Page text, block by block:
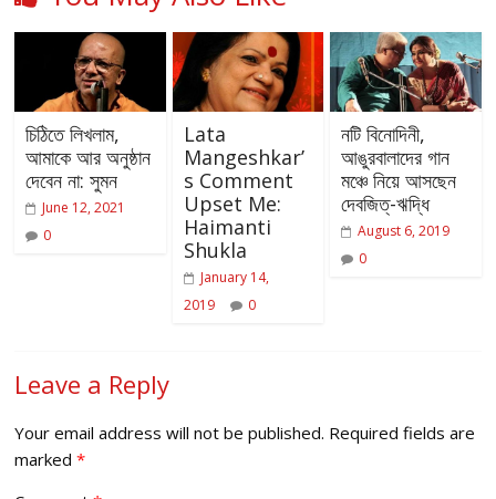
চিঠিতে লিখলাম,
আমাকে আর অনুষ্ঠান
দেবেন না: সুমন
June 12, 2021
0
Lata
Mangeshkar’
s Comment
Upset Me:
Haimanti
Shukla
January 14,
2019
0
নটি বিনোদিনী,
আঙুরবালাদের গান
মঞ্চে নিয়ে আসছেন
দেবজিত্‌-ঋদ্ধি
August 6, 2019
0
Leave a Reply
Your email address will not be published. Required fields are
marked*